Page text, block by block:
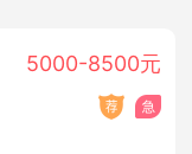
5000-8500元